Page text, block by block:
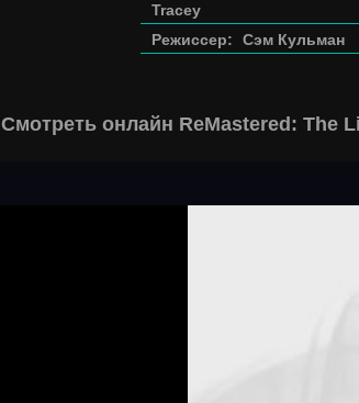
Tracey
Режиссер:
Сэм Кульман
Смотреть онлайн ReMastered: The